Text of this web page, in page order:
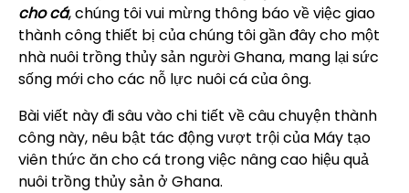
cho cá, chúng tôi vui mừng thông báo về việc giao
thành công thiết bị của chúng tôi gần đây cho một
nhà nuôi trồng thủy sản người Ghana, mang lại sức
sống mới cho các nỗ lực nuôi cá của ông.
Bài viết này đi sâu vào chi tiết về câu chuyện thành
công này, nêu bật tác động vượt trội của Máy tạo
viên thức ăn cho cá trong việc nâng cao hiệu quả
nuôi trồng thủy sản ở Ghana.